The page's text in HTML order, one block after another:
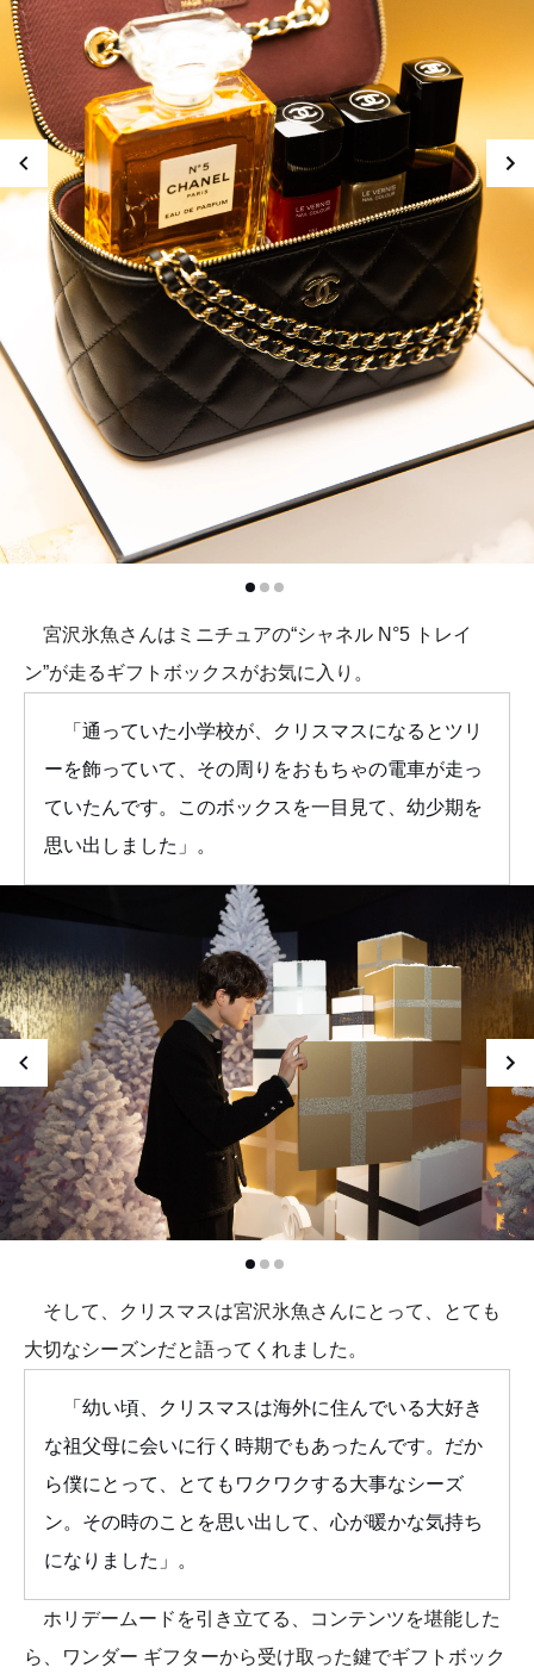
会場内のボックスを開けて
いくと、ホリデーを盛り上
げるスペシャルコンテンツ
を楽しむことができます。
宮沢氷魚さんはミニチュアの“シャネル N°5 トレイ
ン”が走るギフトボックスがお気に入り。
「通っていた小学校が、クリスマスになるとツリ
ーを飾っていて、その周りをおもちゃの電車が走っ
ていたんです。このボックスを一目見て、幼少期を
思い出しました」。
そして、クリスマスは宮沢氷魚さんにとって、とても
大切なシーズンだと語ってくれました。
「幼い頃、クリスマスは海外に住んでいる大好き
な祖父母に会いに行く時期でもあったんです。だか
ら僕にとって、とてもワクワクする大事なシーズ
ン。その時のことを思い出して、心が暖かな気持ち
になりました」。
ホリデームードを引き立てる、コンテンツを堪能した
ら、ワンダー ギフターから受け取った鍵でギフトボック